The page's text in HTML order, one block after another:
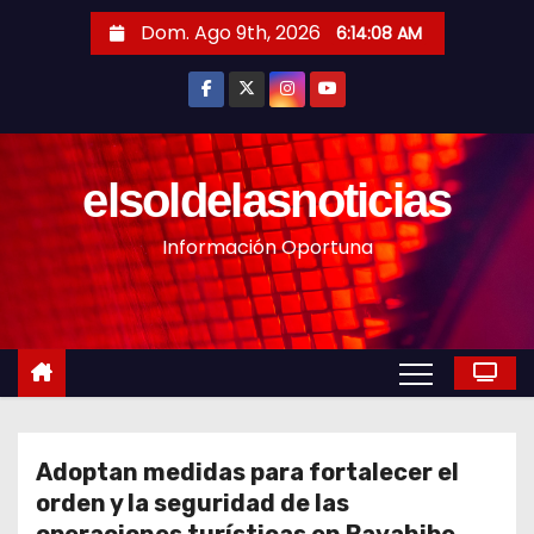
n
Dom. Ago 9th, 2026 6:14:10 AM
elsoldelasnoticias
Información Oportuna
Adoptan medidas para fortalecer el
orden y la seguridad de las